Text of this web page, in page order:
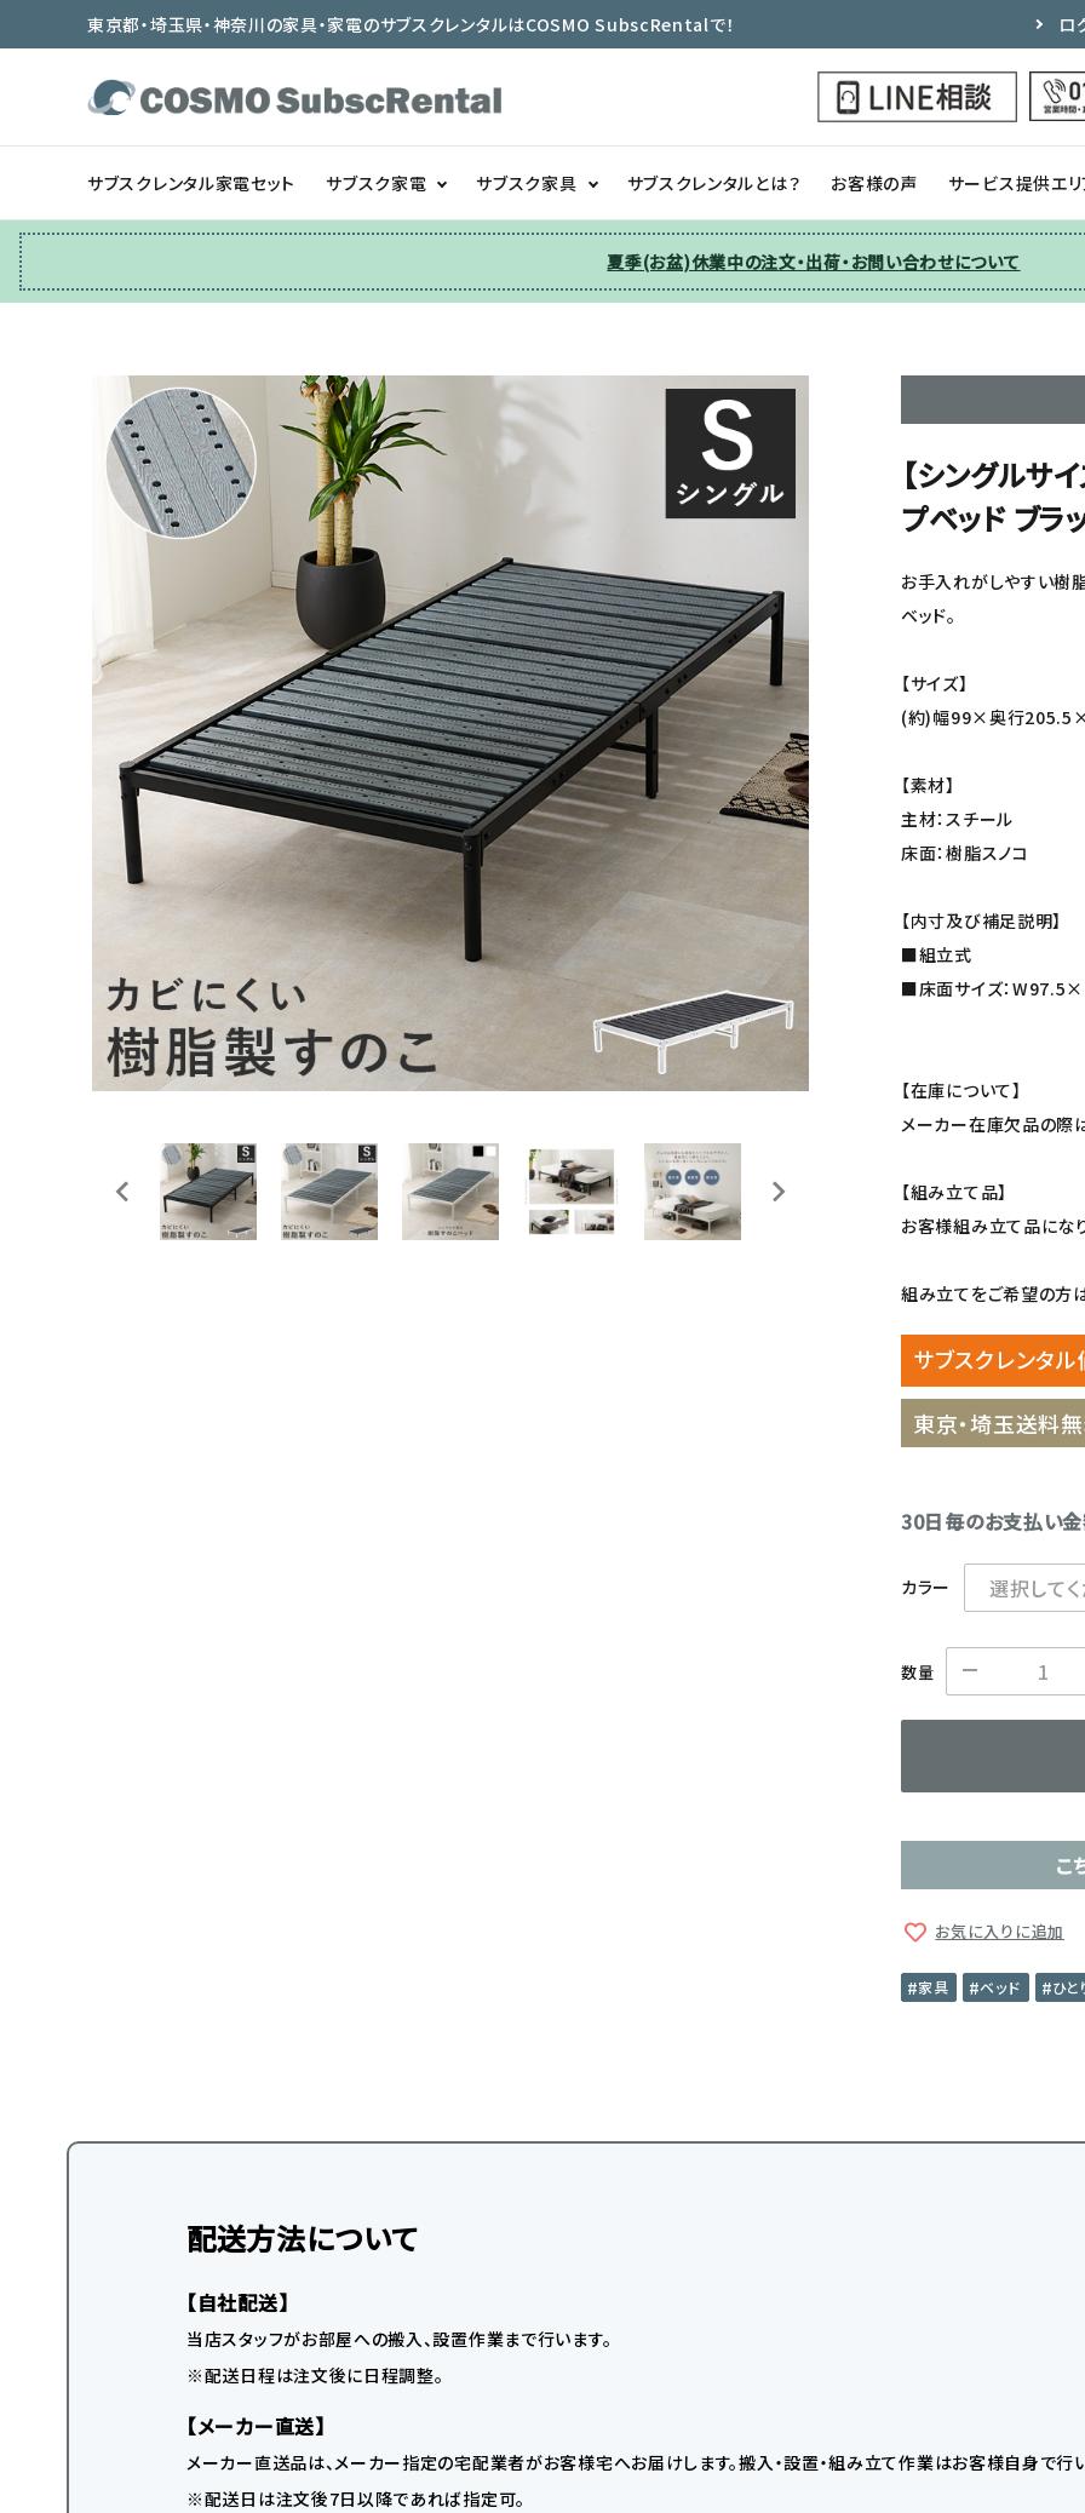
東京都・埼玉県・神奈川の家具・家電のサブスクレンタルはCOSMO SubscRentalで！ ロ
サブスクレンタル家電セット サブスク家電
冷蔵庫 洗濯機 季節家電
サブスク家具
テーブル/デスク チェア ソファー
ベッド/寝具
サブスクレンタルとは？ お客様の声 サービス提供エ
夏季(お盆)休業中の注文・出荷・お問い合わせについて
【シングルサ
プベッド ブラ
お手入れがしやすい樹
ベッド。
【サイズ】
(約)幅99×奥行
【素材】
主材：スチール
床面：樹脂スノコ
【内寸及び補足説明】
■組立式
■床面サイズ：
【在庫について】
メーカー在庫欠品の際
【組み立て品】
お客様組み立て品にな
組み立てをご希望の方は
サブスクレンタ
東京・埼玉送料
30日毎のお支払い
カラー
数量
こ
お気に入りに追加
家具 ベッド ひと
配送方法について
【自社配送】
当店スタッフがお部屋への搬入、設置作業まで行います。
※配送日程は注文後に日程調整。
【メーカー直送】
メーカー直送品は、メーカー指定の宅配業者がお客様宅へお届けします。搬入・設置・組み立て作業はお客様自身で行
※配送日は注文後7日以降であれば指定可。